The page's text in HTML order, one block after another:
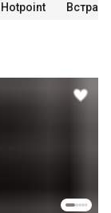
города (МСК
города